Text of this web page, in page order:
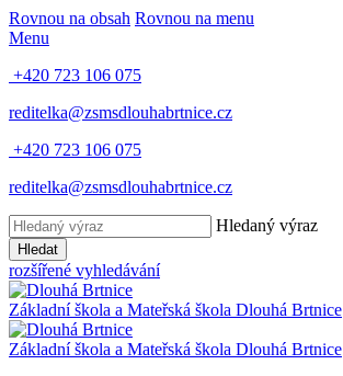
Rovnou na obsah Rovnou na menu
Menu
+420 723 106 075
reditelka@zsmsdlouhabrtnice.cz
+420 723 106 075
reditelka@zsmsdlouhabrtnice.cz
Hledaný výraz
Hledat
rozšířené vyhledávání
Základní škola a Mateřská škola Dlouhá Brtnice
Základní škola a Mateřská škola Dlouhá Brtnice